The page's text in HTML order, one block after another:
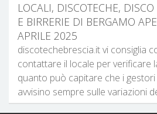
LOCALI, DISCOTECHE,
E BIRRERIE DI BERGAMO
APRILE 2025
discotechebrescia.it vi consiglia
contattare il locale per verificare
quanto può capitare che i
avvisino sempre sulle variazioni